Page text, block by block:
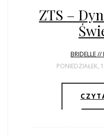
ZTS –
BRIDELLE
PONIEDZIAŁEK,